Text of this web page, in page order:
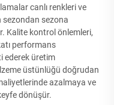
canlı renkleri ve
sezondan sezona
Kalite kontrol önlemleri,
performans
ederek üretim
üstünlüğü doğrudan
azalmaya ve
dönüşür.